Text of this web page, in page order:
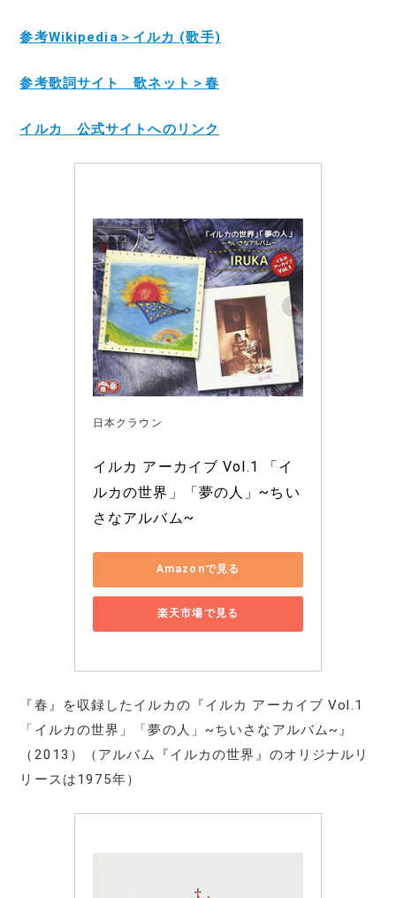
参考Wikipedia＞イルカ (歌手)
参考歌詞サイト 歌ネット＞春
イルカ 公式サイトへのリンク
日本クラウン
イルカ アーカイブ Vol.1 「イ
ルカの世界」「夢の人」~ちい
さなアルバム~
Amazonで見る
楽天市場で見る
『春』を収録したイルカの『イルカ アーカイブ Vol.1
「イルカの世界」「夢の人」~ちいさなアルバム~』
（2013）（アルバム『イルカの世界』のオリジナルリ
リースは1975年）